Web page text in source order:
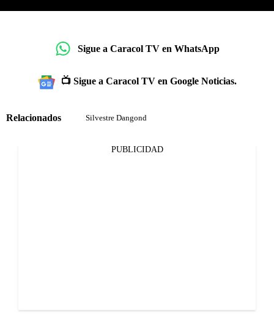
Sigue a Caracol TV en WhatsApp
📺 Sigue a Caracol TV en Google Noticias.
Relacionados Silvestre Dangond
PUBLICIDAD